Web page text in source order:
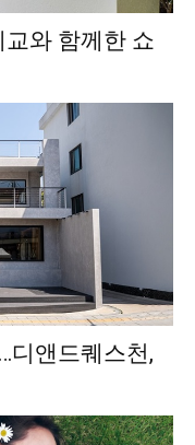
와 함께한 쇼
디앤드퀘스천,